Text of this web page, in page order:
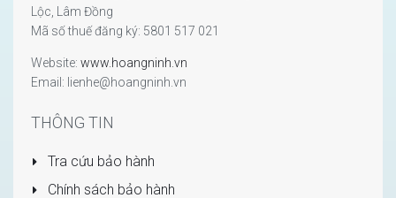
Lộc, Lâm Đồng
Mã số thuế đăng ký: 5801 517 021
Website: www.hoangninh.vn
Email: lienhe@hoangninh.vn
THÔNG TIN
Tra cứu bảo hành
Chính sách bảo hành